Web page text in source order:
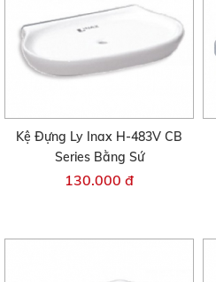
Kệ Đựng Ly Inax H-483V CB
Series Bằng Sứ
130.000 đ